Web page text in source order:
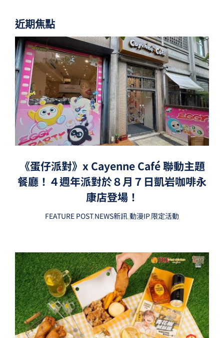
近期焦點
《蛋仔派對》x Cayenne Café 聯動主題
餐廳！４週年派對於８月７日凱岩咖啡永
康店登場！
FEATURE POST,NEWS新訊,動漫IP,限定活動